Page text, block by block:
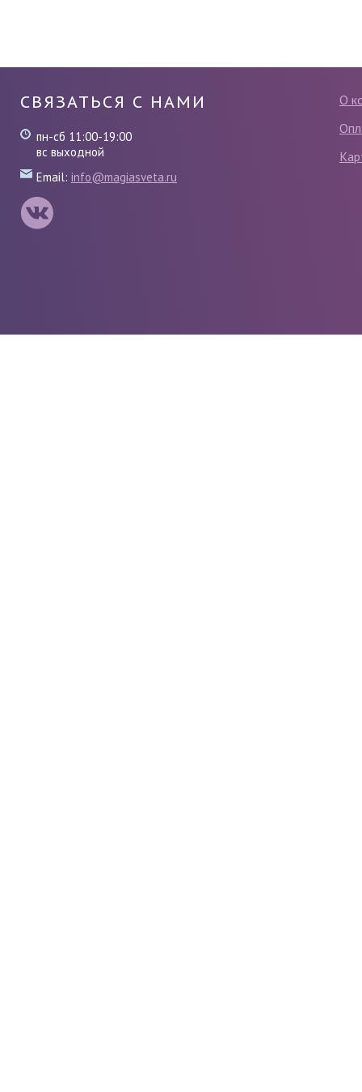
О
СВЯЗАТЬСЯ С НАМИ
пн-сб 11:00-19:00
вс выходной
Email: info@magiasveta.ru